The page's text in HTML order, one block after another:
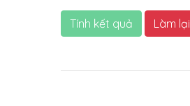
Tính kết quả Làm lại